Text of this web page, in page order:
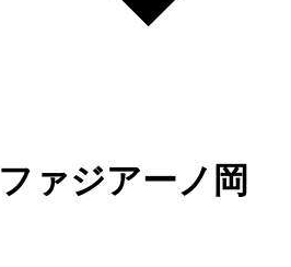
ファジアーノ岡